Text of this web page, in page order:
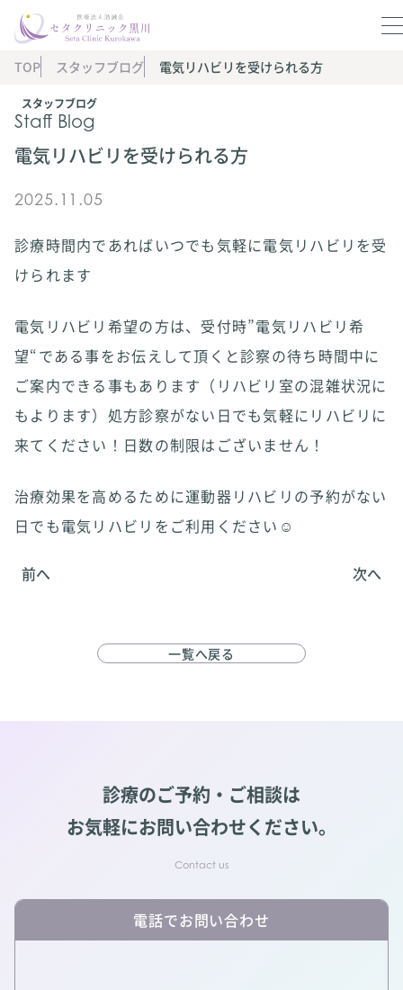
スタッフブログ
Staff Blog
TOP スタッフブログ 電気リハビリを受けられる方
電気リハビリを受けられる方
2025.11.05
診療時間内であればいつでも気軽に電気リハビリを受
けられます
電気リハビリ希望の方は、受付時”電気リハビリ希
望“である事をお伝えして頂くと診察の待ち時間中に
ご案内できる事もあります（リハビリ室の混雑状況に
もよります）処方診察がない日でも気軽にリハビリに
来てください！日数の制限はございません！
治療効果を高めるために運動器リハビリの予約がない
日でも電気リハビリをご利用ください☺️
前へ 次へ
一覧へ戻る
診療のご予約・ご相談は
お気軽にお問い合わせください。
電話でお問い合わせ